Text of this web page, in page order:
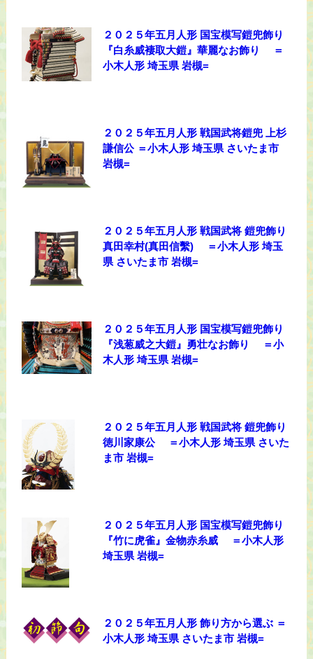
２０２５年五月人形 国宝模写鎧兜飾り
『白糸威褄取大鎧』華麗なお飾り ＝
小木人形 埼玉県 岩槻=
２０２５年五月人形 戦国武将鎧兜 上杉
謙信公 ＝小木人形 埼玉県 さいたま市
岩槻=
２０２５年五月人形 戦国武将 鎧兜飾り
真田幸村(真田信繫) ＝小木人形 埼玉
県 さいたま市 岩槻=
２０２５年五月人形 国宝模写鎧兜飾り
『浅葱威之大鎧』勇壮なお飾り ＝小
木人形 埼玉県 岩槻=
２０２５年五月人形 戦国武将 鎧兜飾り
徳川家康公 ＝小木人形 埼玉県 さいた
ま市 岩槻=
２０２５年五月人形 国宝模写鎧兜飾り
『竹に虎雀』金物赤糸威 ＝小木人形
埼玉県 岩槻=
２０２５年五月人形 飾り方から選ぶ ＝
小木人形 埼玉県 さいたま市 岩槻=